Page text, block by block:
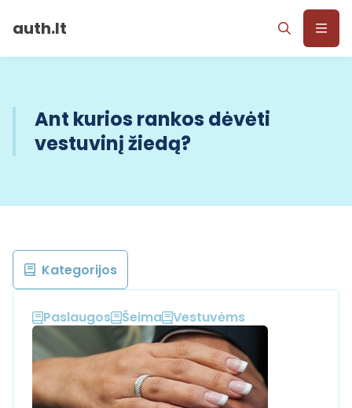
auth.lt
Ant kurios rankos dėvėti
vestuvinį žiedą?
Paslaugos Šeima Vestuvėms
Kategorijos